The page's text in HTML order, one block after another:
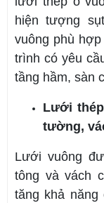
hiện tượng
vuông phù
trình có yêu
tầng hầm, sàn
Lưới
tường,
Lưới vuông
tông và vách
tăng khả